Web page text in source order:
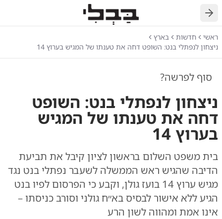
חזרה
ראשי חדשות
בארץ
ניצחון לנפתלי בנט: השופט דחה את טענתו של המגיש בערוץ 14
סוף לפרשה?
ניצחון לנפתלי בנט: השופט
דחה את טענתו של המגיש
בערוץ 14
בית משפט השלום בראשון לציון קיבל את תביעת
הדיבה שהגיש ראש הממשלה לשעבר נפתלי בנט נגד
מגיש ערוץ 14 בועז גולן, וקבע כי הפרסום לפיו בנט
הגיע ללא אישור לבסיס בא״ח גולני וסורב כניסתו –
אינו אמת ומהווה לשון הרע